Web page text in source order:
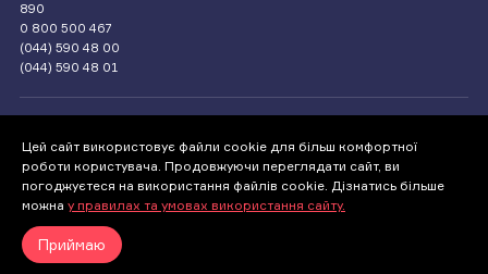
890
0 800 500 467
(044) 590 48 00
(044) 590 48 01
Телефонуйте нам
890
0-800-500-467
© 1994 — 2026 СК «Країна»
Цей сайт використовує файли cookie для більш комфортної
роботи користувача. Продовжуючи переглядати сайт, ви
погоджуєтеся на використання файлів cookie. Дізнатись більше
можна у правилах та умовах використання сайту.
Приймаю